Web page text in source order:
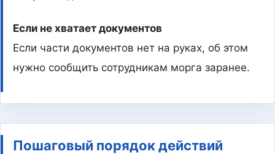
Если не хватает документов
Если части документов нет на руках, об этом
нужно сообщить сотрудникам морга заранее.
Пошаговый порядок действий